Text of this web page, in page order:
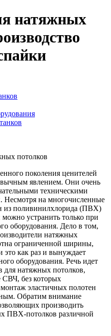
натяжных
поколения ценителей
явлением. Они очень
техническими
Несмотря на многочисленные
из поливинилхлорида (ПВХ)
можно устранить только при
оборудования. Дело в том,
натяжных
ограниченной ширины,
это как раз и вынуждает
оборудования. Речь идет
для натяжных потолков,
без которых
эластичных полотен
Обратим внимание
производить
ПВХ-потолков различной